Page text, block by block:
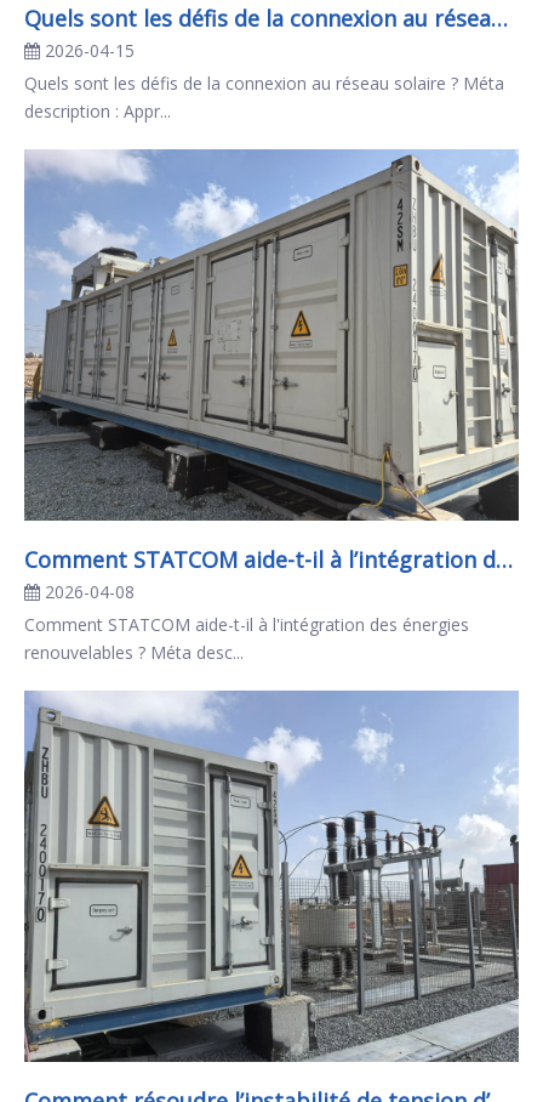
Quels sont les défis de la connexion au réseau solaire ?
2026-04-15
Quels sont les défis de la connexion au réseau solaire ? Méta
description : Appr...
Comment STATCOM aide-t-il à l’intégration des énergies renouvelables ?
2026-04-08
Comment STATCOM aide-t-il à l'intégration des énergies
renouvelables ? Méta desc...